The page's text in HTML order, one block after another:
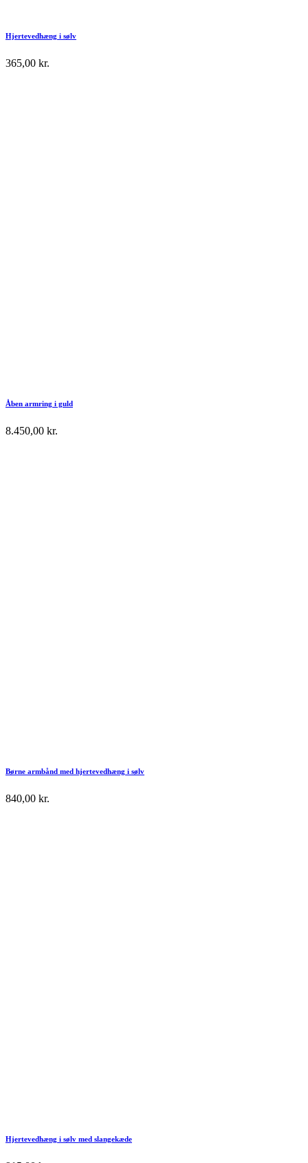
Hjertevedhæng i sølv
365,00 kr.
Åben armring i guld
8.450,00 kr.
Børne armbånd med hjertevedhæng i sølv
840,00 kr.
Hjertevedhæng i sølv med slangekæde